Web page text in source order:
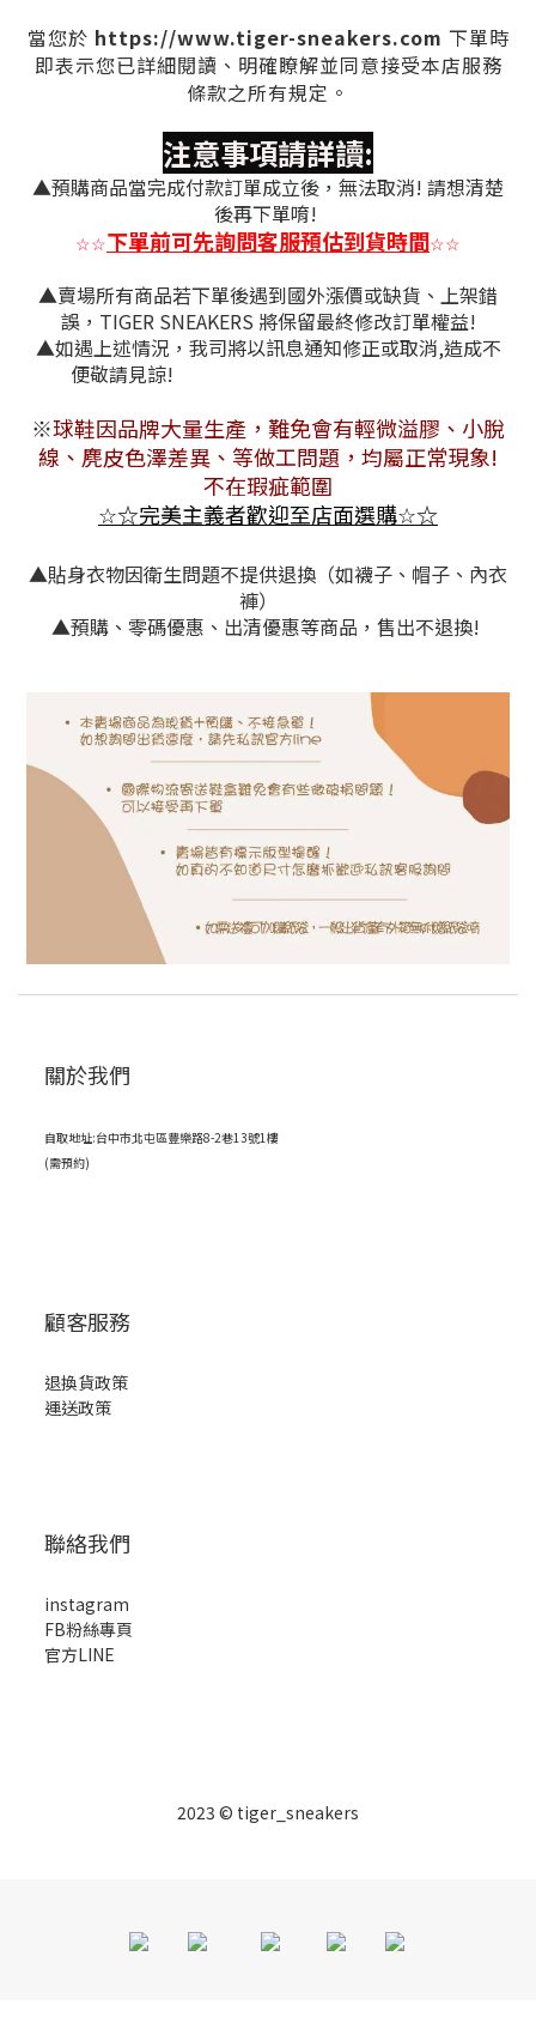
當您於 https://www.tiger-sneakers.com 下單時
即表示您已詳細閱讀、明確瞭解並同意接受本店服務
條款之所有規定。
注意事項請詳讀:
▲預購商品當完成付款訂單成立後，無法取消! 請想清楚
後再下單唷!
☆☆下單前可先詢問客服預估到貨時間☆☆
▲賣場所有商品若下單後遇到國外漲價或缺貨、上架錯
誤，TIGER SNEAKERS 將保留最終修改訂單權益!
▲如遇上述情況，我司將以訊息通知修正或取消,造成不
便敬請見諒!
※球鞋因品牌大量生產，難免會有輕微溢膠、小脫
線、麂皮色澤差異 、等做工問題，均屬正常現象!
不在瑕疵範圍
☆☆完美主義者歡迎至店面選購☆☆
▲貼身衣物因衛生問題不提供退換（如襪子、帽子、內衣
褲）
▲預購、零碼優惠、出清優惠等商品，售出不退換!
關於我們
自取地址:台中市北屯區豐樂路8-2巷13號1樓
(需預約)
顧客服務
退換貨政策
運送政策
聯絡我們
instagram
FB粉絲專頁
官方LINE
2023 © tiger_sneakers